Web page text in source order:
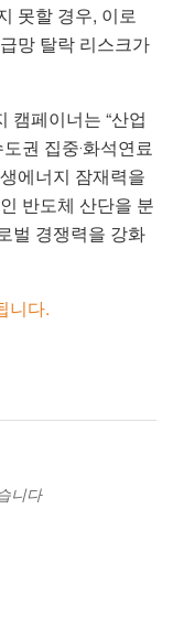
못할 경우, 이로
망 탈락 리스크가
캠페이너는 “산업
권 집중‧화석연료
에너지 잠재력을
반도체 산단을 분
벌 경쟁력을 강화
니다.
니다